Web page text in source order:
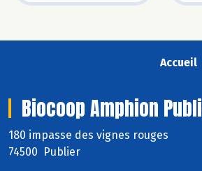
Accueil
Biocoop Amphion
180 impasse des vignes rouges
74500 Publier